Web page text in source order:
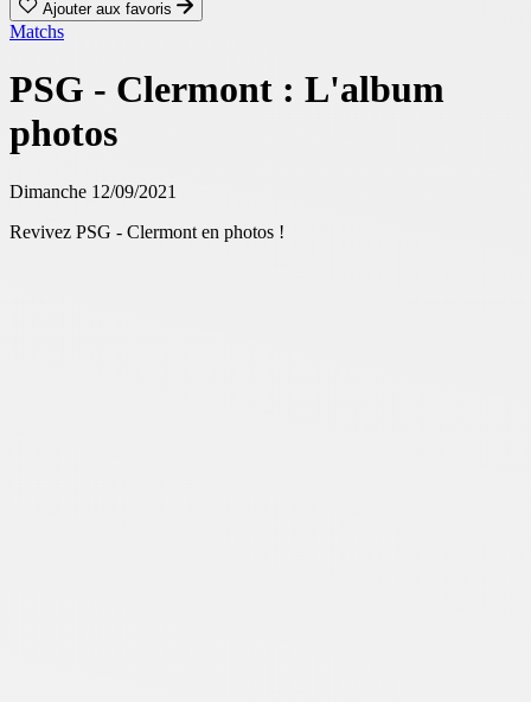
Ajouter aux favoris
Matchs
PSG - Clermont : L'album
photos
Dimanche 12/09/2021
Revivez PSG - Clermont en photos !